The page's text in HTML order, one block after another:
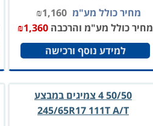
מחיר כולל מע"מ ₪1,160
מחיר כולל מע"מ והרכבה
₪1,360
למידע נוסף ורכישה
50/50 4 צמיגים במבצע
245/65R17 111T A/T